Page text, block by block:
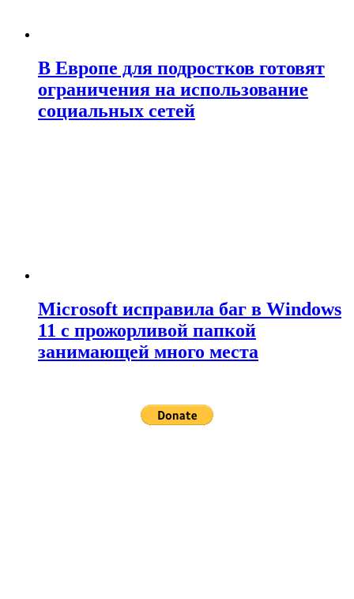
В Европе для подростков готовят
ограничения на использование
социальных сетей
Microsoft исправила баг в Windows
11 с прожорливой папкой
занимающей много места